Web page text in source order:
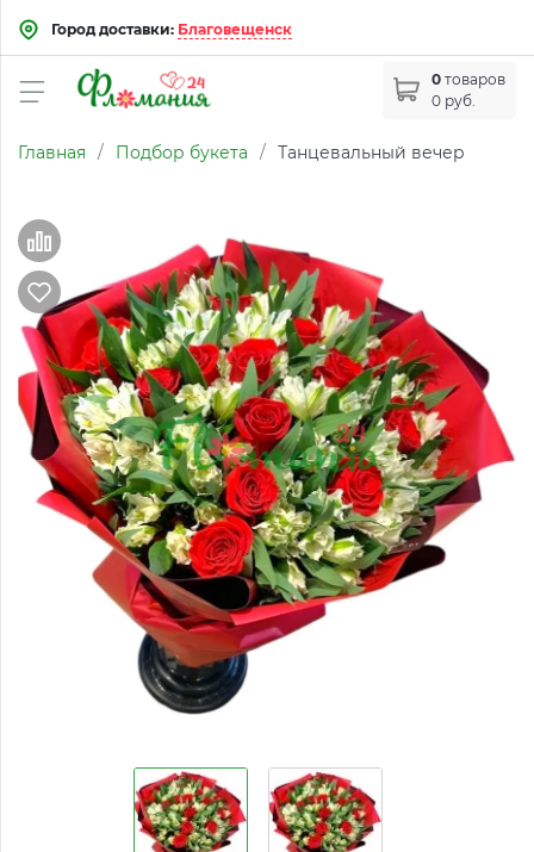
Город доставки: Благовещенск
0 товаров
0 руб.
Главная / Подбор букета / Танцевальный вечер